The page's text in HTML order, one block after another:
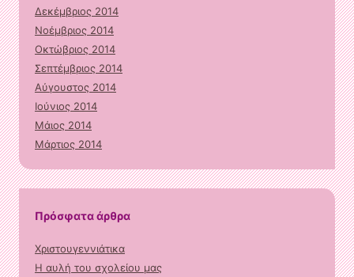
Δεκέμβριος 2014
Νοέμβριος 2014
Οκτώβριος 2014
Σεπτέμβριος 2014
Αύγουστος 2014
Ιούνιος 2014
Μάιος 2014
Μάρτιος 2014
Πρόσφατα άρθρα
Χριστουγεννιάτικα
Η αυλή του σχολείου μας